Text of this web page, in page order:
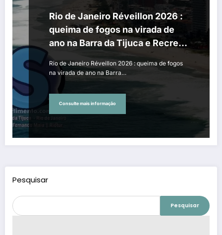
Rio de Janeiro Réveillon 2026 :
queima de fogos na virada de
ano na Barra da Tijuca e Recreio
dos Bandeirantes
Rio de Janeiro Réveillon 2026 : queima de fogos
na virada de ano na Barra…
Consulte mais informação
Pesquisar
Pesquisar